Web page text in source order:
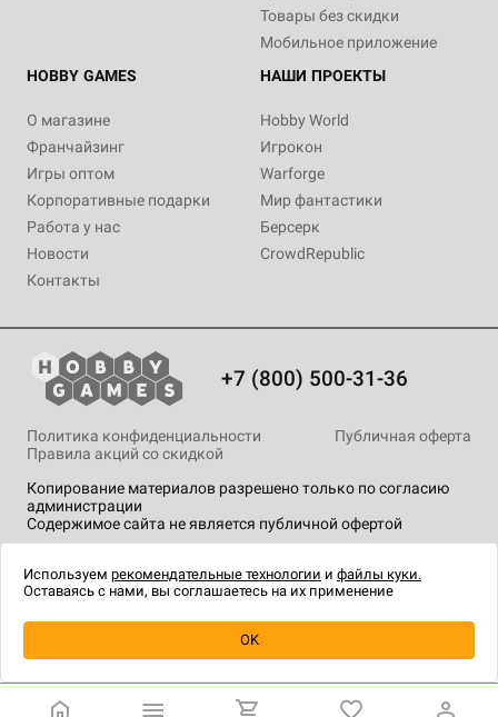
Купить
Товары без скидки
Мобильное приложение
HOBBY GAMES
О магазине
Франчайзинг
Игры оптом
Корпоративные подарки
Работа у нас
Новости
Контакты
НАШИ ПРОЕКТЫ
Hobby World
Игрокон
Warforge
Мир фантастики
Берсерк
CrowdRepublic
+7 (800) 500-31-36
Копирование материалов разрешено только по согласию
администрации
Содержимое сайта не является публичной офертой
Политика конфиденциальности
Публичная оферта
Правила акций со скидкой
технологии.
Используем рекомендательные технологии и файлы куки.
Оставаясь с нами, вы соглашаетесь на их применение
OK